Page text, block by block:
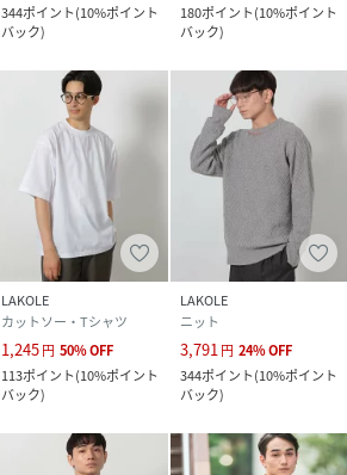
344ポイント(10%ポイント
バック)
180ポイント(10%ポイント
バック)
LAKOLE
カットソー・Tシャツ
1,245円 50%OFF
113ポイント(10%ポイント
バック)
LAKOLE
ニット
3,791円 24%OFF
344ポイント(10%ポイント
バック)